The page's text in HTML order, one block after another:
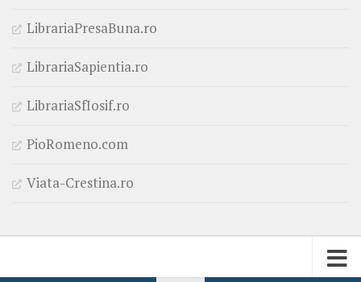
LibrariaPresaBuna.ro
LibrariaSapientia.ro
LibrariaSfIosif.ro
PioRomeno.com
Viata-Crestina.ro